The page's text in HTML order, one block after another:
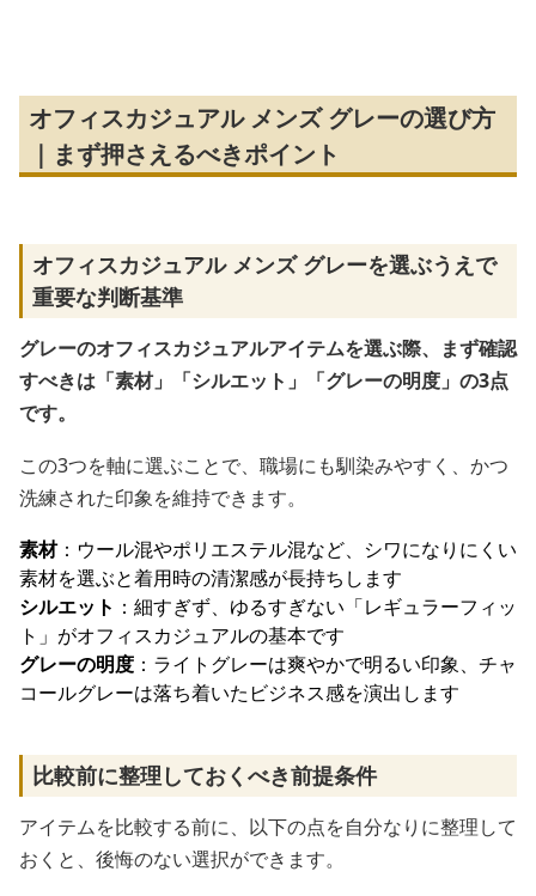
オフィスカジュアル メンズ グレーの選び方
｜まず押さえるべきポイント
オフィスカジュアル メンズ グレーを選ぶうえで
重要な判断基準
グレーのオフィスカジュアルアイテムを選ぶ際、まず確認
すべきは「素材」「シルエット」「グレーの明度」の3点
です。
この3つを軸に選ぶことで、職場にも馴染みやすく、かつ
洗練された印象を維持できます。
素材：ウール混やポリエステル混など、シワになりにくい
素材を選ぶと着用時の清潔感が長持ちします
シルエット ：細すぎず、ゆるすぎない「レギュラーフィッ
ト」がオフィスカジュアルの基本です
グレーの明度 ：ライトグレーは爽やかで明るい印象、チャ
コールグレーは落ち着いたビジネス感を演出します
比較前に整理しておくべき前提条件
アイテムを比較する前に、以下の点を自分なりに整理して
おくと、後悔のない選択ができます。